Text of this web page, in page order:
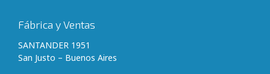
Fábrica y Ventas
SANTANDER 1951
San Justo – Buenos Aires